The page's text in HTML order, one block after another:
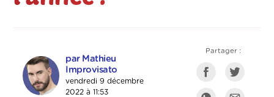
par Mathieu
Improvisato
vendredi 9 décembre
2022 à 11:53
Partager :